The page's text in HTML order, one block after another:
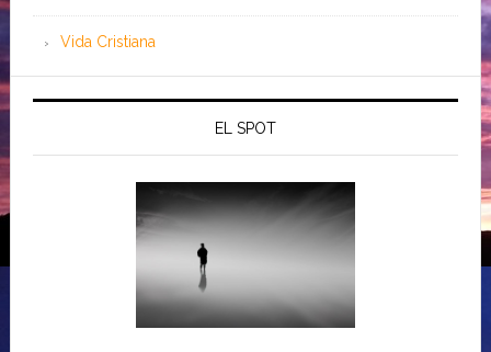
Vida Cristiana
EL SPOT